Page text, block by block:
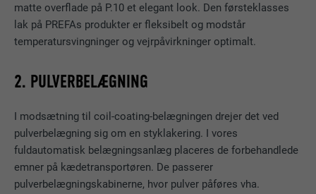
matte overflade på P.10 et elegant look. Den førsteklasses
lak på PREFAs produkter er fleksibelt og modstår
temperatursvingninger og vejrpåvirkninger optimalt.
2. PULVERBELÆGNING
I modsætning til coil-coating-belægningen drejer det ved
pulverbelægning sig om en styklakering. I vores
fuldautomatisk belægningsanlæg placeres de forbehandlede
emner på kædetransportøren. De passerer
pulverbelægningskabinerne, hvor pulver påføres vha.